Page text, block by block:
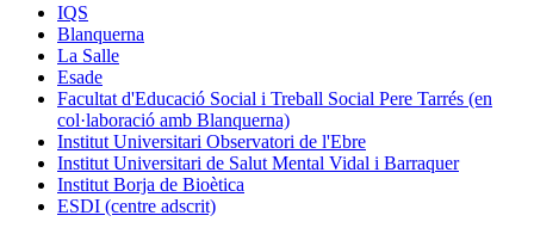
IQS
Blanquerna
La Salle
Esade
Facultat d'Educació Social i Treball Social Pere Tarrés (en
col·laboració amb Blanquerna)
Institut Universitari Observatori de l'Ebre
Institut Universitari de Salut Mental Vidal i Barraquer
Institut Borja de Bioètica
ESDI (centre adscrit)